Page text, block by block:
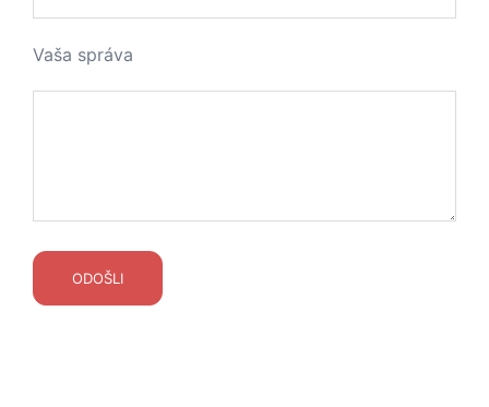
Vaša správa